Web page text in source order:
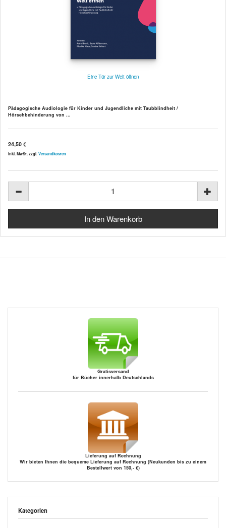
Eine Tür zur Welt öffnen
Pädagogische Audiologie für Kinder und Jugendliche mit Taubblindheit /
Hörsehbehinderung von ...
24,50 €
inkl. MwSt. zzgl. Versandkosten
Gratisversand
für Bücher innerhalb Deutschlands
Lieferung auf Rechnung
Wir bieten Ihnen die bequeme Lieferung auf Rechnung (Neukunden bis zu einem
Bestellwert von 150,- €)
Kategorien